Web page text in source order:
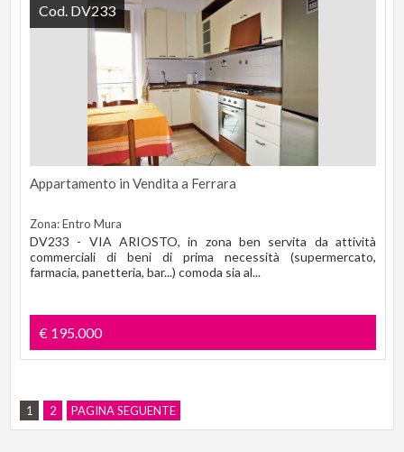
Appartamento in Vendita a Ferrara
Zona: Entro Mura
DV233 - VIA ARIOSTO, in zona ben servita da attività
commerciali di beni di prima necessità (supermercato,
farmacia, panetteria, bar...) comoda sia al...
€ 195.000
Cod. DV233
1 2 PAGINA SEGUENTE